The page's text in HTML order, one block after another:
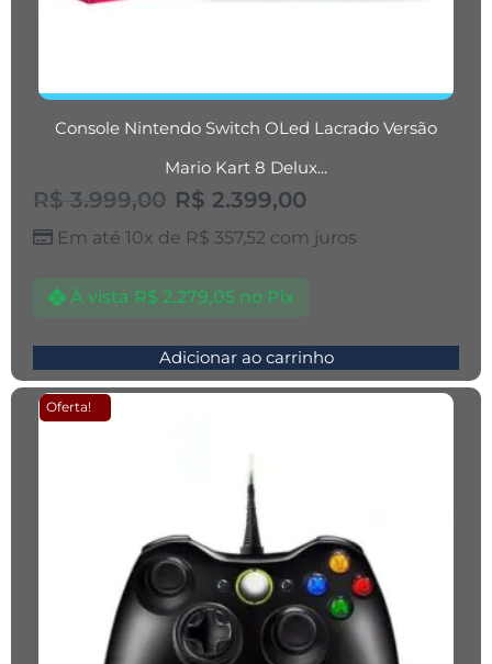
Console Nintendo Switch OLed Lacrado Versão
Mario Kart 8 Delux...
R$ 3.999,00 R$ 2.399,00
Em até 10x de R$ 357,52 com juros
À vista R$ 2.279,05 no Pix
Adicionar ao carrinho
Oferta!